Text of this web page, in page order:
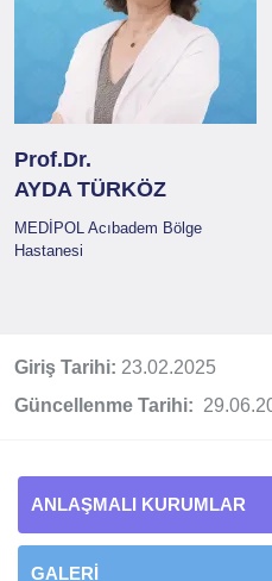
Prof.Dr.
AYDA TÜRKÖZ
MEDİPOL Acıbadem Bölge
Hastanesi
Giriş Tarihi: 23.02.2025
Güncellenme Tarihi:
ANLAŞMALI KURUMLAR
GALERİ